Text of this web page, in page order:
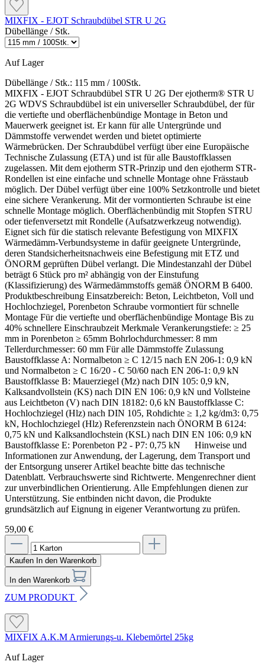
MIXFIX - EJOT Schraubdübel STR U 2G
Dübellänge / Stk.
Auf Lager
Dübellänge / Stk.: 115 mm / 100Stk.
MIXFIX - EJOT Schraubdübel STR U 2G Der ejotherm® STR U
2G WDVS Schraubdübel ist ein universeller Schraubdübel, der für
die vertiefte und oberflächenbündige Montage in Beton und
Mauerwerk geeignet ist. Er kann für alle Untergründe und
Dämmstoffe verwendet werden und bietet optimierte
Wärmebrücken. Der Schraubdübel verfügt über eine Europäische
Technische Zulassung (ETA) und ist für alle Baustoffklassen
zugelassen. Mit dem ejotherm STR-Prinzip und den ejotherm STR-
Rondellen ist eine einfache und schnelle Montage ohne Frässtaub
möglich. Der Dübel verfügt über eine 100% Setzkontrolle und bietet
eine sichere Verankerung. Mit der vormontierten Schraube ist eine
schnelle Montage möglich. Oberflächenbündig mit Stopfen STRU
oder tiefenversetzt mit Rondelle (Aufsatzwerkzeug notwendig).
Eignet sich für die statisch relevante Befestigung von MIXFIX
Wärmedämm-Verbundsysteme in dafür geeignete Untergründe,
deren Standsicherheitsnachweis eine Befestigung mit ETZ und
ÖNORM geprüften Dübel verlangt. Die Mindestanzahl der Dübel
beträgt 6 Stück pro m² abhängig von der Einstufung
(Klassifizierung) des Wärmedämmstoffs gemäß ÖNORM B 6400.
Produktbeschreibung Einsatzbereich: Beton, Leichtbeton, Voll und
Hochlochziegel, Porenbeton Schraube vormontiert für schnelle
Montage Für die vertiefte und oberflächenbündige Montage Bis zu
40% schnellere Einschraubzeit Merkmale Verankerungstiefe: ≥ 25
mm in Porenbeton ≥ 65mm Bohrlochdurchmesser: 8 mm
Tellerdurchmesser: 60 mm Für alle Dämmstoffe Zulassung
Baustoffklasse A: Normalbeton ≥ C 12/15 nach EN 206-1: 0,9 kN
und Normalbeton ≥ C 16/20 - C 50/60 nach EN 206-1: 0,9 kN
Baustoffklasse B: Mauerziegel (Mz) nach DIN 105: 0,9 kN,
Kalksandvollstein (KS) nach DIN EN 106: 0,9 kN und Vollsteine
aus Leichtbeton (V) nach DIN 18182: 0,6 kN Baustoffklasse C:
Hochlochziegel (Hlz) nach DIN 105, Rohdichte ≥ 1,2 kg/dm3: 0,75
kN, Hochlochziegel (Hlz) Referenzstein nach ÖNORM B 6124:
0,75 kN und Kalksandlochstein (KSL) nach DIN EN 106: 0,9 kN
Baustoffklasse E: Porenbeton P2 - P7: 0,75 kN Hinweise und
Informationen zur Anwendung, der Lagerung, dem Transport und
der Entsorgung unserer Artikel beachte bitte das technische
Datenblatt. Verbrauchswerte sind Richtwerte. Mengenrechner dient
zur unverbindlichen Orientierung. Alle Empfehlungen dienen zur
Unterstützung. Sie entbinden nicht davon, die Produkte
grundsätzlich auf Eignung in eigener Verantwortung zu prüfen.
59,00 €
Kaufen In den Warenkorb
In den Warenkorb
ZUM PRODUKT
MIXFIX A.K.M Armierungs-u. Klebemörtel 25kg
Auf Lager